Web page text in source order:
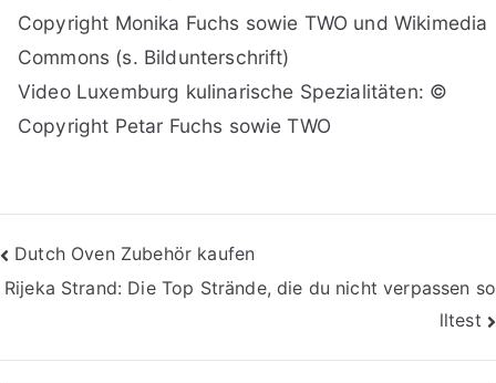
Copyright Monika Fuchs sowie TWO und Wikimedia
Commons (s. Bildunterschrift)
Video Luxemburg kulinarische Spezialitäten: ©
Copyright Petar Fuchs sowie TWO
Beitragsnavigation
Dutch Oven Zubehör kaufen
Rijeka Strand: Die Top Strände, die du nicht verpassen so
lltest